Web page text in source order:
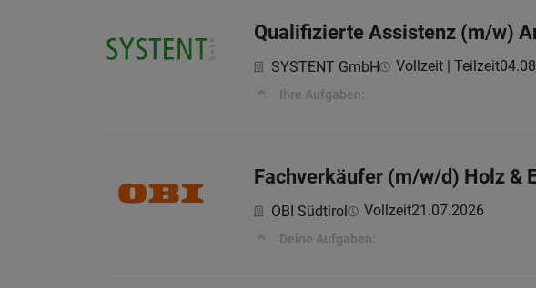
Qualifizierte Assistenz (m/w)
SYSTENT GmbH Vollzeit | Teilzeit
Ihre Aufgaben:
Fachverkäufer (m/w/d) Holz &
OBI Südtirol Vollzeit21.07.2026
Deine Aufgaben: